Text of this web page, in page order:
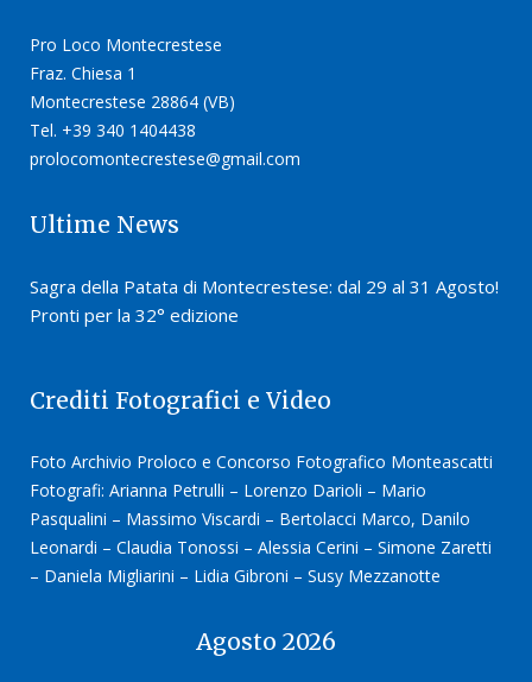
Pro Loco Montecrestese
Fraz. Chiesa 1
Montecrestese 28864 (VB)
Tel. +39 340 1404438
prolocomontecrestese@gmail.com
Ultime News
Sagra della Patata di Montecrestese: dal 29 al 31 Agosto!
Pronti per la 32° edizione
Crediti Fotografici e Video
Foto Archivio Proloco e Concorso Fotografico Monteascatti
Fotografi: Arianna Petrulli – Lorenzo Darioli – Mario
Pasqualini – Massimo Viscardi – Bertolacci Marco, Danilo
Leonardi – Claudia Tonossi – Alessia Cerini – Simone Zaretti
– Daniela Migliarini – Lidia Gibroni – Susy Mezzanotte
Agosto 2026